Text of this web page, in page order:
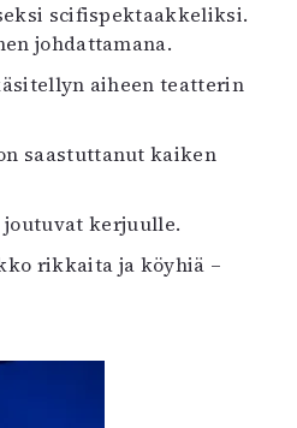
scifispektaakkeliksi.
johdattamana.
aiheen teatterin
saastuttanut kaiken
kerjuulle.
rikkaita ja köyhiä –